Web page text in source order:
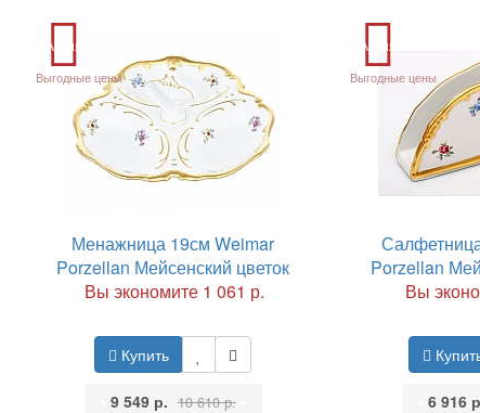
Акция
Выгодные цены
Менажница 19см Weimar
Porzellan Мейсенский цветок
Вы экономите 1 061 р.
Купить
9 549 р. 10 610 р.
Акция
Выгодные цены
Porzellan
Вы
6 916